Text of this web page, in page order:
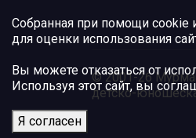
© 2001-26
детско-
Собранная при помощи cookie
для оценки использования
Вы можете отказаться от
Используя этот сайт, вы
Я согласен